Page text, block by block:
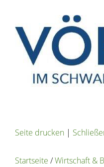
Seite drucken |
Startseite /Wirtschaft &